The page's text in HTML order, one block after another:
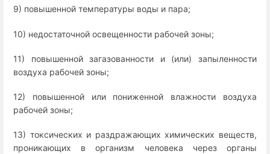
9) повышенной температуры воды и пара;
10) недостаточной освещенности рабочей зоны;
11) повышенной загазованности и (или) запыленности
воздуха рабочей зоны;
12) повышенной или пониженной влажности воздуха
рабочей зоны;
13) токсических и раздражающих химических веществ,
проникающих в организм человека через органы